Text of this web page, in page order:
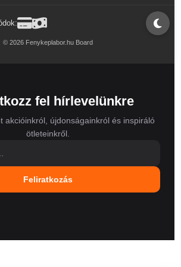
© 2026 Fenykeplabor.hu Board
fel hírlevelünkre
akcióinkról, újdonságainkról és inspiráló
ötleteinkről.
Feliratkozás